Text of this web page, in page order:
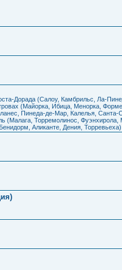
Дорада (Салоу, Камбрильс, Ла-
(Майорка, Ибица, Менорка,
Пинеда-де-Мар, Калелья, Санта-
(Малага, Торремолинос, Фуэнхирола,
Аликанте, Дения, Торревьеха)